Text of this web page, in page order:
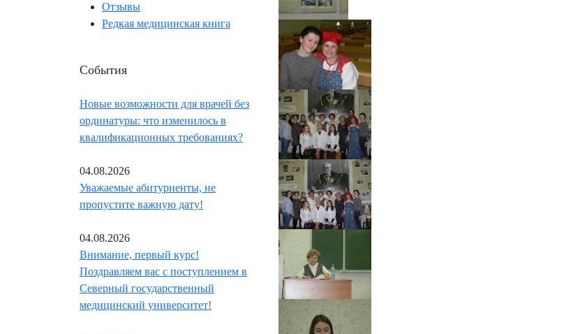
Отзывы
Редкая медицинская книга
События
Новые возможности для врачей без
ординатуры: что изменилось в
квалификационных требованиях?
04.08.2026
Уважаемые абитуриенты, не
пропустите важную дату!
04.08.2026
Внимание, первый курс!
Поздравляем вас с поступлением в
Северный государственный
медицинский университет!